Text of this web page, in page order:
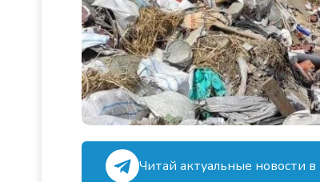
Читай актуальные новости